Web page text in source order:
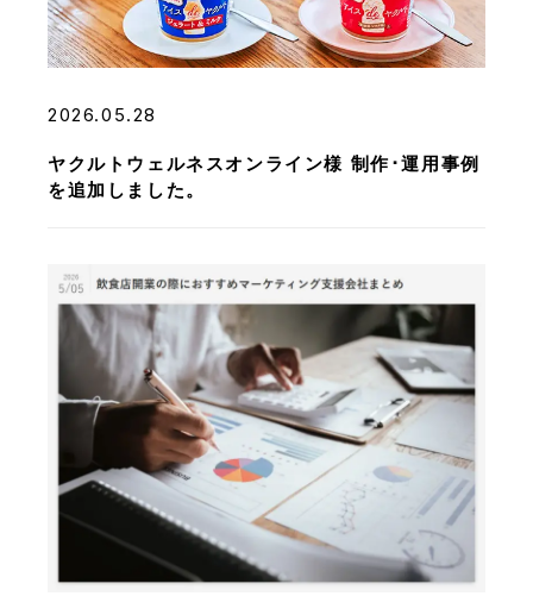
2026.05.28
ヤクルトウェルネスオンライン様 制作･運用事例
を追加しました。